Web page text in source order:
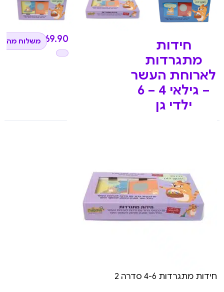
חידות
מתגרדות
לארוחת העשר
– גילאי 4 – 6
ילדי גן
₪69.90 משלוח
חידות מתגרדות 4-6 סדרה 2